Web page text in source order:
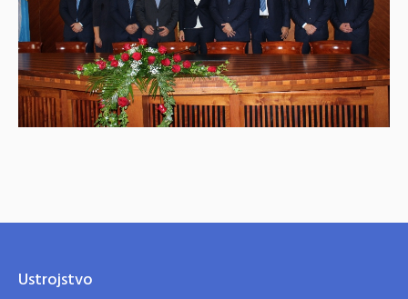
Ustrojstvo